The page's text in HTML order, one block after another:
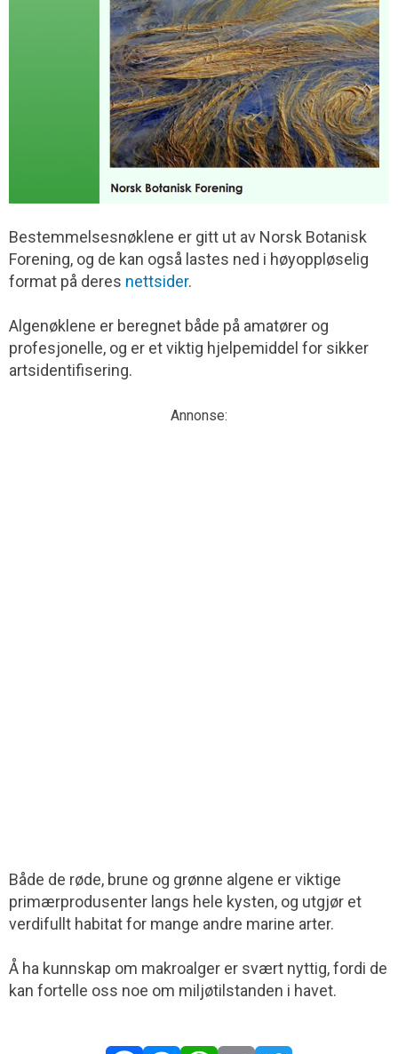
Bestemmelsesnøklene er gitt ut av Norsk Botanisk
Forening, og de kan også lastes ned i høyoppløselig
format på deres nettsider.
Algenøklene er beregnet både på amatører og
profesjonelle, og er et viktig hjelpemiddel for sikker
artsidentifisering.
Annonse:
Både de røde, brune og grønne algene er viktige
primærprodusenter langs hele kysten, og utgjør et
verdifullt habitat for mange andre marine arter.
Å ha kunnskap om makroalger er svært nyttig, fordi de
kan fortelle oss noe om miljøtilstanden i havet.